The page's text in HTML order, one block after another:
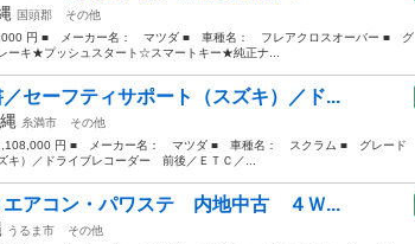
国頭郡
その他
円 ■ メーカー名： マツダ ■ 車種名： フレアクロスオーバー ■ グ
キ★プッシュスタート☆スマートキー★純正ナ...
セーフティサポート（スズキ）／ド...
糸満市
その他
円 ■ メーカー名： マツダ ■ 車種名： スクラム ■ グレード
）／ドライブレコーダー 前後／ＥＴＣ／...
エアコン・パワステ 内地中古 ４Ｗ...
うるま市
その他